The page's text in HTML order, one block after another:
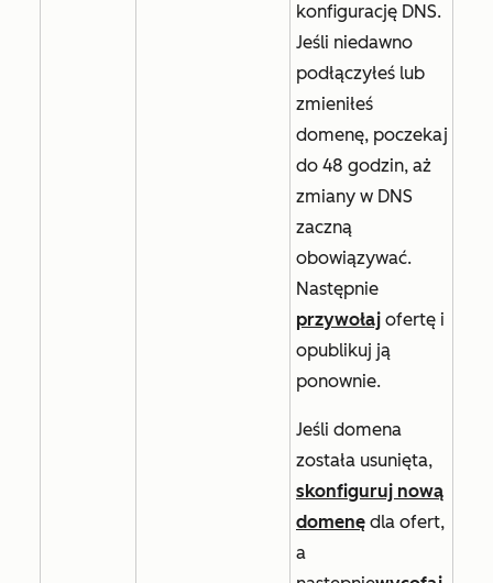
konfigurację DNS.
Jeśli niedawno
podłączyłeś lub
zmieniłeś
domenę, poczekaj
do 48 godzin, aż
zmiany w DNS
zaczną
obowiązywać.
Następnie
przywołaj ofertę i
opublikuj ją
ponownie.
Jeśli domena
została usunięta,
skonfiguruj nową
domenę dla ofert,
a